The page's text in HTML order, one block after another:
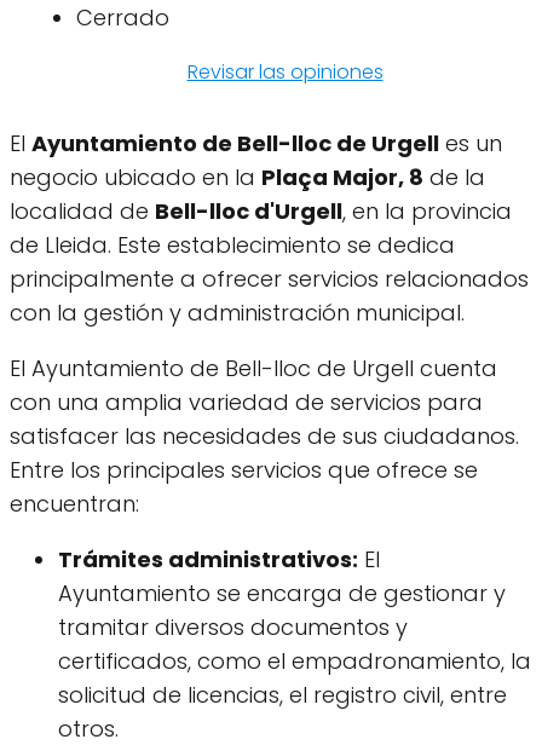
Cerrado
Revisar las opiniones
El Ayuntamiento de Bell-lloc de Urgell es un
negocio ubicado en la Plaça Major, 8 de la
localidad de Bell-lloc d'Urgell, en la provincia
de Lleida. Este establecimiento se dedica
principalmente a ofrecer servicios relacionados
con la gestión y administración municipal.
El Ayuntamiento de Bell-lloc de Urgell cuenta
con una amplia variedad de servicios para
satisfacer las necesidades de sus ciudadanos.
Entre los principales servicios que ofrece se
encuentran:
Trámites administrativos: El
Ayuntamiento se encarga de gestionar y
tramitar diversos documentos y
certificados, como el empadronamiento, la
solicitud de licencias, el registro civil, entre
otros.